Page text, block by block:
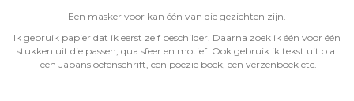
Een masker voor kan één van die gezichten zijn.
Ik gebruik papier dat ik eerst zelf beschilder. Daarna zoek ik één voor één
stukken uit die passen, qua sfeer en motief. Ook gebruik ik tekst uit o.a.
een Japans oefenschrift, een poëzie boek, een verzenboek etc.